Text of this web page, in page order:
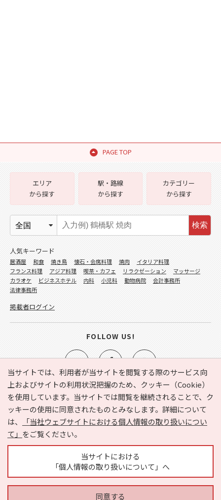
PAGE TOP
当サイトでは、利用者が当サイトを閲覧する際のサービス向
上およびサイトの利用状況把握のため、クッキー（Cookie）
を使用しています。当サイトでは閲覧を継続されることで、ク
ッキーの使用に同意されたものとみなします。詳細について
は、
「当社ウェブサイトにおける個人情報の取り扱いについ
て」 をご覧ください。
当サイトにおける
「個人情報の取り扱いについて」へ
同意する
e-NAVITA（イーナビタ）とは？ お気に入り
ヘルプ
利用規約
個人情報の取り扱いについて
運営会社
サイトマップ
広告掲載に関するお問い合わせ
エリア
から探す
駅・路線
から探す
カテゴリー
から探す
検索
人気キーワード
居酒屋 和食 焼き鳥 懐石・会席料理 焼肉
イタリア料理
フランス料理
アジア料理 喫茶・カフェ リラクゼーション
マッサージ
カラオケ
ビジネスホテル 内科 小児科 動物病院
会計事務所
法律事務所
掲載者ログイン
FOLLOW US!